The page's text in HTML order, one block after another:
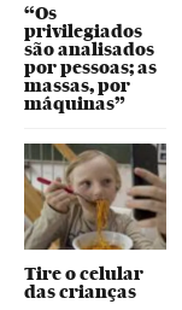
“Os
privilegiados
são analisados
por pessoas; as
massas, por
máquinas”
Tire o celular
das crianças